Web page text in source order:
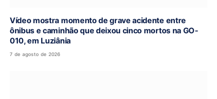
Vídeo mostra momento de grave acidente entre
ônibus e caminhão que deixou cinco mortos na GO-
010, em Luziânia
7 de agosto de 2026